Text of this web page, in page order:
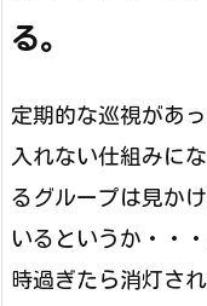
る。
定期的な巡視があ
入れない仕組みに
るグループは見か
いるというか・・
時過ぎたら消灯され